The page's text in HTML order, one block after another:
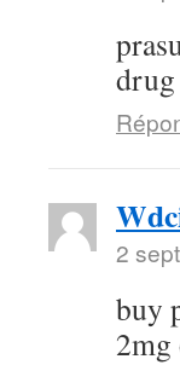
drug
2
buy